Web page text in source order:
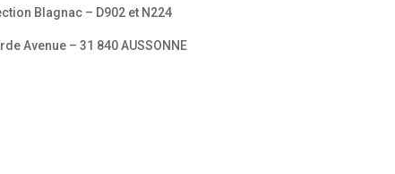
Blagnac – D902 et N224
Avenue – 31 840 AUSSONNE